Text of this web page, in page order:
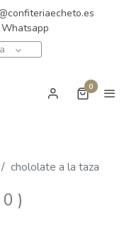
Whatsapp
0
chololate a la taza
0 )